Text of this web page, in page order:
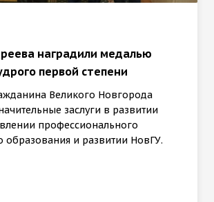
наградили медалью
первой степени
Великого Новгорода
заслуги в развитии
профессионального
образования и развитии НовГУ.